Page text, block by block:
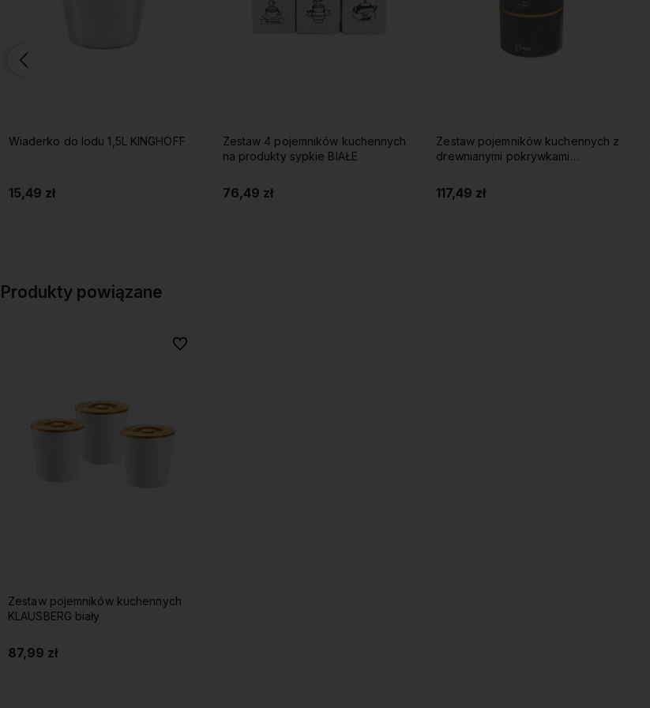
Wiaderko do lodu 1,5L KINGHOFF
15,49 zł
Zestaw 4 pojemników kuchennych
na produkty sypkie BIAŁE
76,49 zł
Zestaw pojemników kuchennych z
drewnianymi pokrywkami
117,49 zł
Produkty powiązane
Zestaw pojemników kuchennych
KLAUSBERG biały
87,99 zł
Do ulubionych